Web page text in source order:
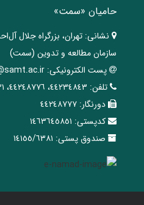
حامیان «سمت»
نشانی: تهران، ‌بزرگراه ‌جلال
سازمان مطالعه و تدوین‌ (سمت)
پست الکترونیکی:
تلفن: ٤٤٢٣٤٨٤٣، ٤٤٢٤٨٧٧٦، ٤٤٢٤٧٦٣١
دورنگار: ٤٤٢٤٨٧٧٧
کدپستی: ١٤٦٣٦٤٥٨٥١
صندوق پستی: ١٤١٥٥/٦٣٨١